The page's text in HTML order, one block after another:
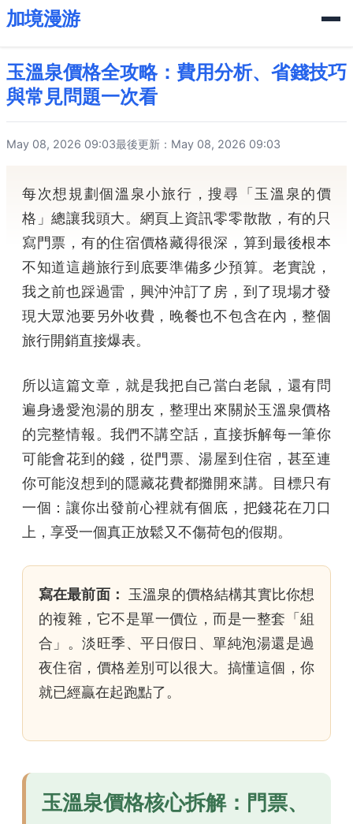
加境漫游
玉溫泉價格全攻略：費用分析、省錢技巧
與常見問題一次看
May 08, 2026 09:03最後更新：May 08, 2026 09:03
每次想規劃個溫泉小旅行，搜尋「玉溫泉的價
格」總讓我頭大。網頁上資訊零零散散，有的只
寫門票，有的住宿價格藏得很深，算到最後根本
不知道這趟旅行到底要準備多少預算。老實說，
我之前也踩過雷，興沖沖訂了房，到了現場才發
現大眾池要另外收費，晚餐也不包含在內，整個
旅行開銷直接爆表。
所以這篇文章，就是我把自己當白老鼠，還有問
遍身邊愛泡湯的朋友，整理出來關於玉溫泉價格
的完整情報。我們不講空話，直接拆解每一筆你
可能會花到的錢，從門票、湯屋到住宿，甚至連
你可能沒想到的隱藏花費都攤開來講。目標只有
一個：讓你出發前心裡就有個底，把錢花在刀口
上，享受一個真正放鬆又不傷荷包的假期。
寫在最前面：
玉溫泉的價格結構其實比你想
的複雜，它不是單一價位，而是一整套「組
合」。淡旺季、平日假日、單純泡湯還是過
夜住宿，價格差別可以很大。搞懂這個，你
就已經贏在起跑點了。
玉溫泉價格核心拆解：門票、